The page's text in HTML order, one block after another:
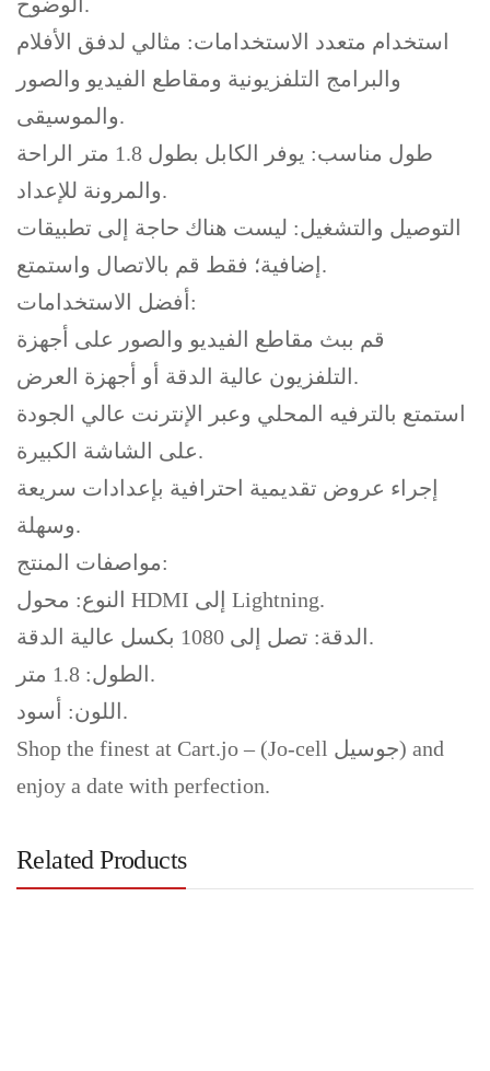
استخدام متعدد الاستخدامات: مثالي لدفق الأفلام
والبرامج التلفزيونية ومقاطع الفيديو والصور
والموسيقى.
طول مناسب: يوفر الكابل بطول 1.8 متر الراحة
والمرونة للإعداد.
التوصيل والتشغيل: ليست هناك حاجة إلى تطبيقات
إضافية؛ فقط قم بالاتصال واستمتع.
أفضل الاستخدامات:
قم ببث مقاطع الفيديو والصور على أجهزة
التلفزيون عالية الدقة أو أجهزة العرض.
استمتع بالترفيه المحلي وعبر الإنترنت عالي الجودة
على الشاشة الكبيرة.
إجراء عروض تقديمية احترافية بإعدادات سريعة
وسهلة.
مواصفات المنتج:
النوع: محول HDMI إلى Lightning.
الدقة: تصل إلى 1080 بكسل عالية الدقة.
الطول: 1.8 متر.
اللون: أسود.
Shop the finest at Cart.jo – (Jo-cell جوسيل) and
enjoy a date with perfection.
Related Products